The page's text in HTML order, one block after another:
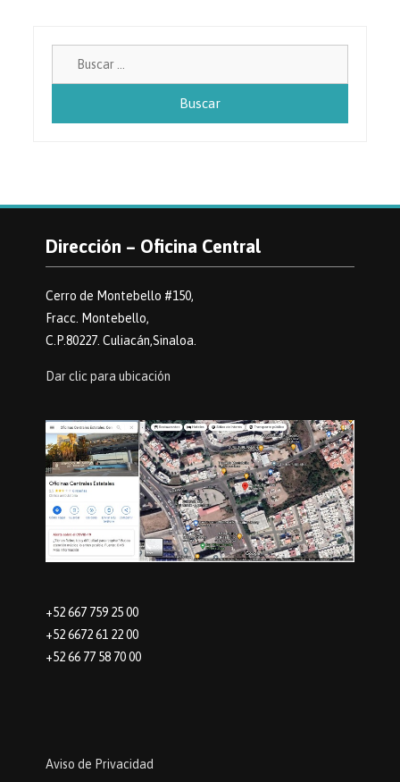
Dirección – Oficina Central
Cerro de Montebello #150,
Fracc. Montebello,
C.P.80227. Culiacán,Sinaloa.
Dar clic para ubicación
+52 667 759 25 00
+52 6672 61 22 00
+52 66 77 58 70 00
Aviso de Privacidad